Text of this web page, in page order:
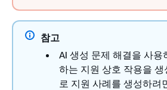
참고
AI 생성 문제 해결을 사용
하는 지원 상호 작용을
로 지원 사례를 생성하려